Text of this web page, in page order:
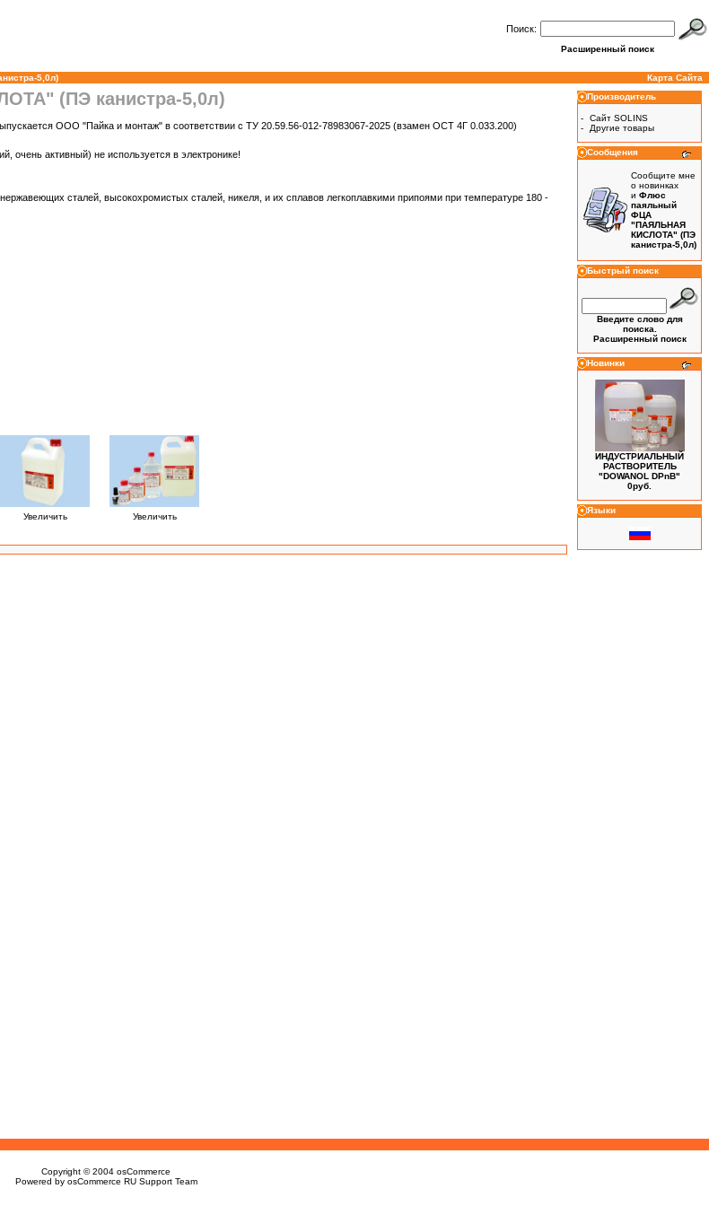
Поиск:
Расширенный поиск
5,0л)
Карта Сайта
(ПЭ канистра-5,0л)
ООО "Пайка и монтаж" в соответствии с ТУ 20.59.56-012-78983067-2025 (взамен ОСТ 4Г 0.033.200)
очень активный) не используется в электронике!
сталей, высокохромистых сталей, никеля, и их сплавов легкоплавкими припоями при температуре 180 -
Увеличить Увеличить
Производитель
-
Сайт SOLINS
-
Другие товары
Сообщения
Сообщите мне
о новинках
и Флюс
паяльный
ФЦА
"ПАЯЛЬНАЯ
КИСЛОТА" (ПЭ
канистра-5,0л)
Быстрый поиск
Введите слово для
поиска.
Расширенный поиск
Новинки
ИНДУСТРИАЛЬНЫЙ
РАСТВОРИТЕЛЬ
"DOWANOL DPnB"
0руб.
Языки
Copyright © 2004 osCommerce
Powered by osCommerce RU Support Team